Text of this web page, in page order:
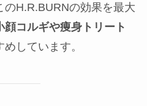
のH.R.BURNの効果を最大
顔コルギや痩身トリート
しています。